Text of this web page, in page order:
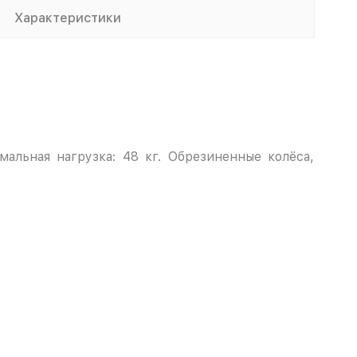
Характеристики
нагрузка: 48 кг. Обрезиненные колёса,